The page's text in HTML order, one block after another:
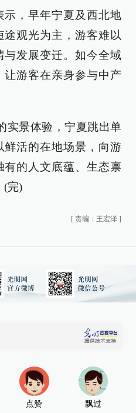
示，早年宁夏及西北地
途观光为主，游客难以
发展变迁。如今全域
游客在亲身参与中产
实景体验，宁夏跳出单
活的在地场景，向游
的人文底蕴、生态禀
(完)
[ 责编：王宏泽 ]
点赞 飘过